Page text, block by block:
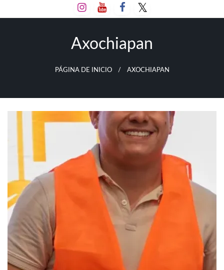
al
Axochiapan
PÁGINA DE INICIO AXOCHIAPAN